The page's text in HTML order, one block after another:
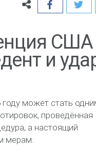
и
году может стать
проведённая
а настоящий
мерам.